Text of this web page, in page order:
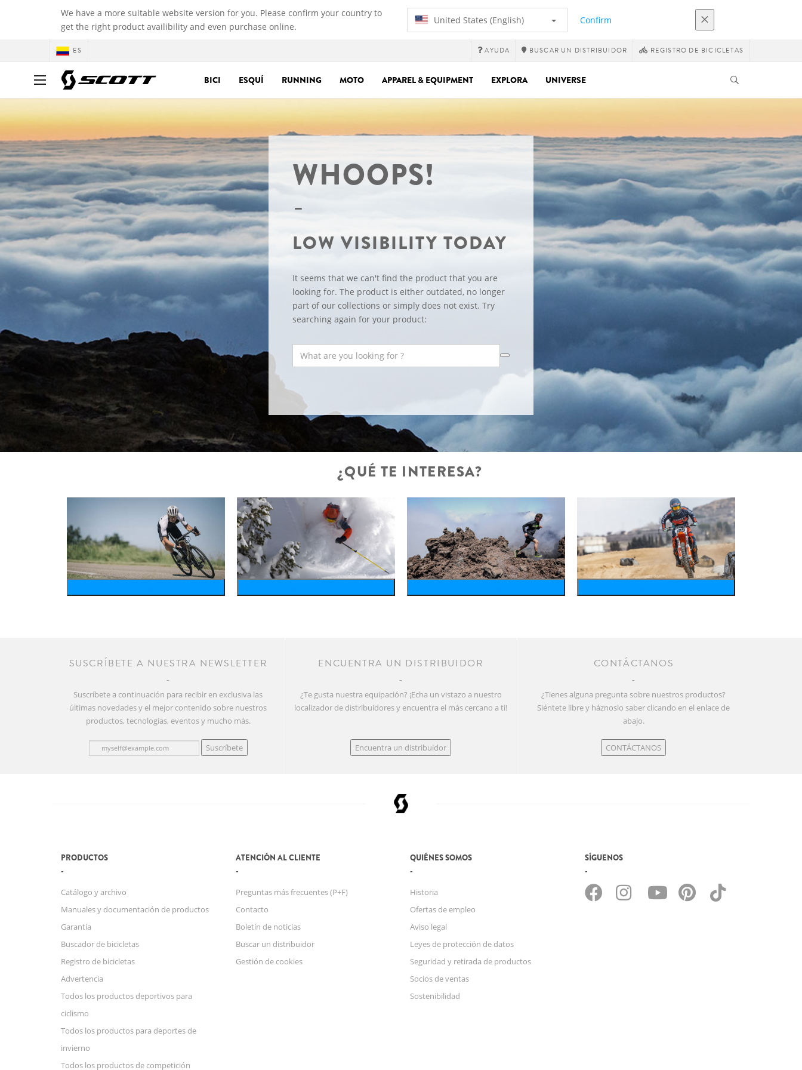
We have a more suitable website version for you. Please confirm your country to
get the right product availibility and even purchase online.
United States (English) Confirm
ES AYUDA BUSCAR UN DISTRIBUIDOR REGISTRO DE BICICLETAS
BICI ESQUÍ RUNNING MOTO APPAREL & EQUIPMENT EXPLORA UNIVERSE
WHOOPS!
LOW VISIBILITY TODAY
It seems that we can't find the product that you are
looking for. The product is either outdated, no longer
part of our collections or simply does not exist. Try
searching again for your product:
¿QUÉ TE INTERESA?
SUSCRÍBETE A NUESTRA NEWSLETTER
Suscríbete a continuación para recibir en exclusiva las
últimas novedades y el mejor contenido sobre nuestros
productos, tecnologías, eventos y mucho más.
Suscríbete
ENCUENTRA UN DISTRIBUIDOR
¿Te gusta nuestra equipación? ¡Echa un vistazo a nuestro
localizador de distribuidores y encuentra el más cercano a ti!
Encuentra un distribuidor
CONTÁCTANOS
¿Tienes alguna pregunta sobre nuestros productos?
Siéntete libre y háznoslo saber clicando en el enlace de
abajo.
CONTÁCTANOS
PRODUCTOS
Catálogo y archivo
Manuales y documentación de productos
Garantía
Buscador de bicicletas
Registro de bicicletas
Advertencia
Todos los productos deportivos para
ciclismo
Todos los productos para deportes de
invierno
Todos los productos de competición
ATENCIÓN AL CLIENTE
Preguntas más frecuentes (P+F)
Contacto
Boletín de noticias
Buscar un distribuidor
Gestión de cookies
QUIÉNES SOMOS
Historia
Ofertas de empleo
Aviso legal
Leyes de protección de datos
Seguridad y retirada de productos
Socios de ventas
Sostenibilidad
SÍGUENOS